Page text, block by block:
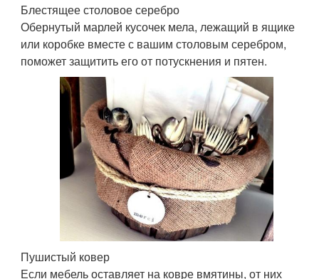
Блестящее столовое серебро
Обернутый марлей кусочек мела, лежащий в ящике
или коробке вместе с вашим столовым серебром,
поможет защитить его от потускнения и пятен.
Пушистый ковер
Если мебель оставляет на ковре вмятины, от них